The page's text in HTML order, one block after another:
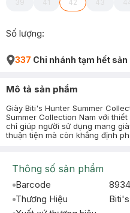
39 41 42 43
Số lượng:
337 Chi nhánh tạm hết sản
Mô tả sản phẩm
Giày Biti's Hunter Summer
Summer Collection Nam với
chỉ giúp người sử dụng mang
thuận tiện mà còn khẳng định
Thông số sản phẩm
Barcode
Thương Hiệu
Biti's